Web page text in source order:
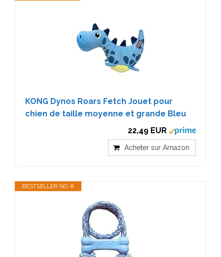
KONG Dynos Roars Fetch Jouet pour
chien de taille moyenne et grande Bleu
22,49 EUR
Acheter sur Amazon
BESTSELLER NO. 8